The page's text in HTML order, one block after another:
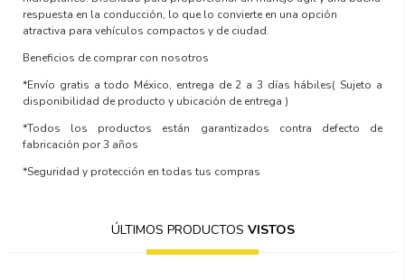
respuesta en la conducción, lo que lo convierte en una opción
atractiva para vehículos compactos y de ciudad.
Beneficios de comprar con nosotros
*Envío gratis a todo México, entrega de 2 a 3 días hábiles( Sujeto a
disponibilidad de producto y ubicación de entrega )
*Todos los productos están garantizados contra defecto de
fabricación por 3 años
*Seguridad y protección en todas tus compras
ÚLTIMOS PRODUCTOS VISTOS